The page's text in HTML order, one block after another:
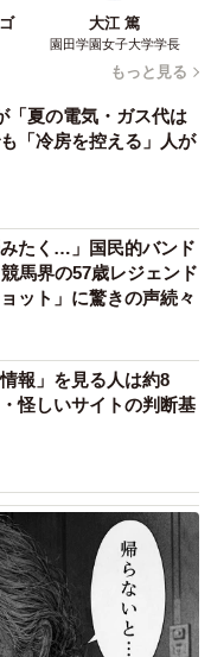
大江 篤
園田学園女子大学学長
もっと見る
「夏の電気・ガス代は
「冷房を控える」人が
みたく…」国民的バンド
馬界の57歳レジェンド
ット」に驚きの声続々
報」を見る人は約8
怪しいサイトの判断基